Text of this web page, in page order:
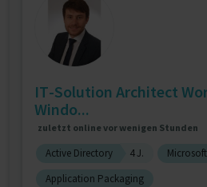
IT-Solution Architect
Windo...
zuletzt online vor wenigen Stunden
Active Directory 4 J.
Application Packaging